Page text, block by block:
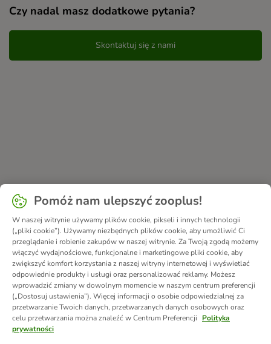
Czy nadal masz dodatkowe pytania?
Skontaktuj się z nami
Pomóż nam ulepszyć zooplus!
W naszej witrynie używamy plików cookie, pikseli i innych technologii
(„pliki cookie”). Używamy niezbędnych plików cookie, aby umożliwić Ci
przeglądanie i robienie zakupów w naszej witrynie. Za Twoją zgodą możemy
włączyć wydajnościowe, funkcjonalne i marketingowe pliki cookie, aby
zwiększyć komfort korzystania z naszej witryny internetowej i wyświetlać
odpowiednie produkty i usługi oraz personalizować reklamy. Możesz
wprowadzić zmiany w dowolnym momencie w naszym centrum preferencji
(„Dostosuj ustawienia”). Więcej informacji o osobie odpowiedzialnej za
przetwarzanie Twoich danych, przetwarzanych danych osobowych oraz
celu przetwarzania można znaleźć w Centrum Preferencji
Polityka
prywatności